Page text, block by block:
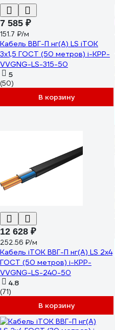
7 585 ₽
151.7 ₽/м
Кабель ВВГ-П нг(А) LS iTOK
3x1,5 ГОСТ (50 метров) i-KPP-
VVGNG-LS-315-50
5
(50)
В корзину
12 628 ₽
252.56 ₽/м
Кабель iTOK ВВГ-П нг(А) LS 2x4
ГОСТ (50 метров) i-KPP-
VVGNG-LS-240-50
4.8
(71)
В корзину